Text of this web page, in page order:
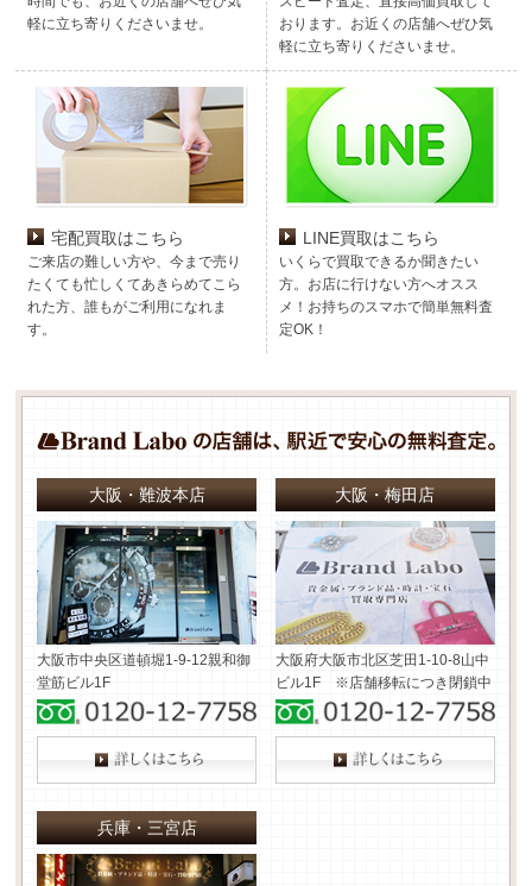
軽に立ち寄りくださいませ。
おります。お近くの店舗へぜひ気
軽に立ち寄りくださいませ。
宅配買取はこちら
ご来店の難しい方や、今まで売り
たくても忙しくてあきらめてこら
れた方、誰もがご利用になれま
す。
LINE買取はこちら
いくらで買取できるか聞きたい
方。お店に行けない方へオスス
メ！お持ちのスマホで簡単無料査
定OK！
大阪・難波本店
大阪市中央区道頓堀1-9-12親和御
堂筋ビル1F
大阪・梅田店
大阪府大阪市北区芝田1-10-8山中
ビル1F ※店舗移転につき閉鎖中
兵庫・三宮店